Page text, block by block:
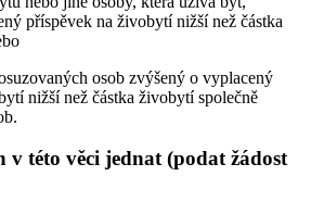
příspěvek na živobytí nižší než částka
osob zvýšený o vyplacený
nižší než částka živobytí společně
v této věci jednat (podat žádost